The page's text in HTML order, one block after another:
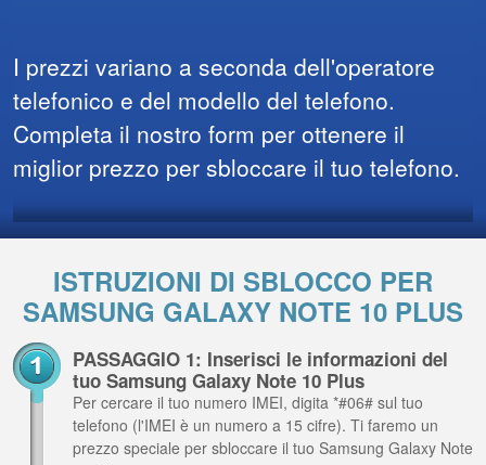
I prezzi variano a seconda dell'operatore
telefonico e del modello del telefono.
Completa il nostro form per ottenere il
miglior prezzo per sbloccare il tuo telefono.
ISTRUZIONI DI SBLOCCO PER
SAMSUNG GALAXY NOTE 10 PLUS
PASSAGGIO 1: Inserisci le informazioni del
tuo Samsung Galaxy Note 10 Plus
Per cercare il tuo numero IMEI, digita *#06# sul tuo
telefono (l'IMEI è un numero a 15 cifre). Ti faremo un
prezzo speciale per sbloccare il tuo Samsung Galaxy Note